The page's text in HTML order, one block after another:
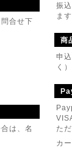
中のご注文に関して
ろしくお願いいたしま
ップサイトをリニュー
フト商品をたくさん揃
しくお願いいたしま
月10日
ジ入り桐箱とお
合せ下
は、名
振
ます
商
申
く）
た
カ